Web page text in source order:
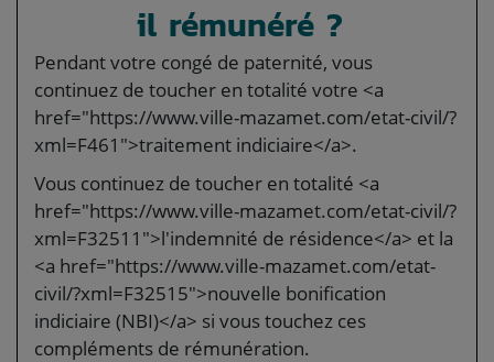
il rémunéré ?
Pendant votre congé de paternité, vous
continuez de toucher en totalité votre <a
href="https://www.ville-mazamet.com/etat-civil/?
xml=F461">traitement indiciaire</a>.
Vous continuez de toucher en totalité <a
href="https://www.ville-mazamet.com/etat-civil/?
xml=F32511">l'indemnité de résidence</a> et la
<a href="https://www.ville-mazamet.com/etat-
civil/?xml=F32515">nouvelle bonification
indiciaire (NBI)</a> si vous touchez ces
compléments de rémunération.